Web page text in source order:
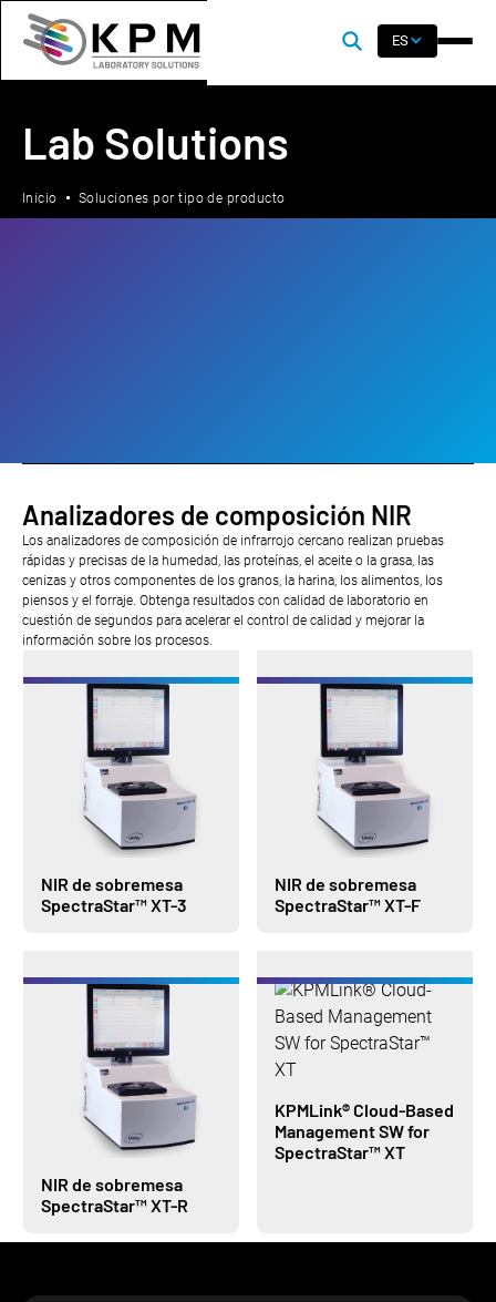
ES
Lab Solutions
Inicio Soluciones por tipo de producto
Analizadores de composición NIR
Los analizadores de composición de infrarrojo cercano realizan pruebas
rápidas y precisas de la humedad, las proteínas, el aceite o la grasa, las
cenizas y otros componentes de los granos, la harina, los alimentos, los
piensos y el forraje. Obtenga resultados con calidad de laboratorio en
cuestión de segundos para acelerar el control de calidad y mejorar la
información sobre los procesos.
NIR de sobremesa
SpectraStar™ XT-3
NIR de sobremesa
SpectraStar™ XT-F
NIR de sobremesa
SpectraStar™ XT-R
KPMLink® Cloud-Based
Management SW for
SpectraStar™ XT